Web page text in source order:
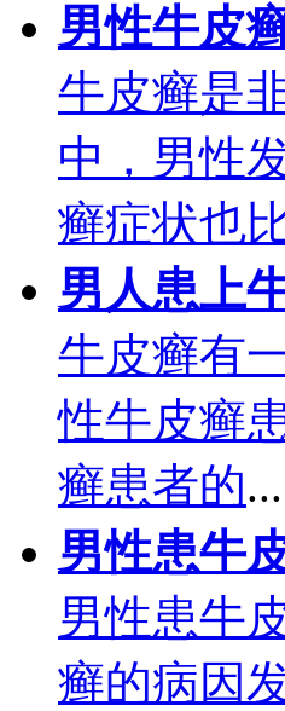
男性牛皮
牛皮癣是
中，男性
癣症状也
男人患上
牛皮癣有
性牛皮癣
癣患者的...
男性患牛
男性患牛
癣的病因